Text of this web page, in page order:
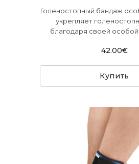
Голеностопный бандаж
укрепляет
благодаря своей особой
42.00€
Купить